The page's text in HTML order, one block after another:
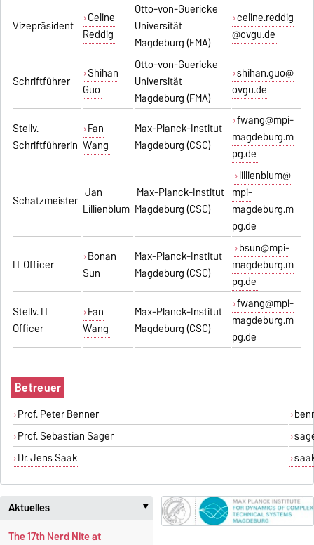
Vizepräsident
Celine
Reddig
Otto-von-Guericke
Universität
Magdeburg (FMA)
celine.reddig
@ovgu.de
Schriftführer
Shihan
Guo
Otto-von-Guericke
Universität
Magdeburg (FMA)
shihan.guo@
ovgu.de
Stellv.
Schriftführerin
Fan
Wang
Max-Planck-Institut
Magdeburg (CSC)
fwang@mpi-
magdeburg.m
pg.de
Schatzmeister Jan
Lillienblum
Max-Planck-Institut
Magdeburg (CSC)
lillienblum@
mpi-
magdeburg.m
pg.de
IT Officer
Bonan
Sun
Max-Planck-Institut
Magdeburg (CSC)
bsun@mpi-
magdeburg.m
pg.de
Stellv. IT
Officer
Fan
Wang
Max-Planck-Institut
Magdeburg (CSC)
fwang@mpi-
magdeburg.m
pg.de
Betreuer
Prof. Peter Benner
Prof. Sebastian Sager
Dr. Jens Saak
Aktuelles ‣
The 17th Nerd Nite at